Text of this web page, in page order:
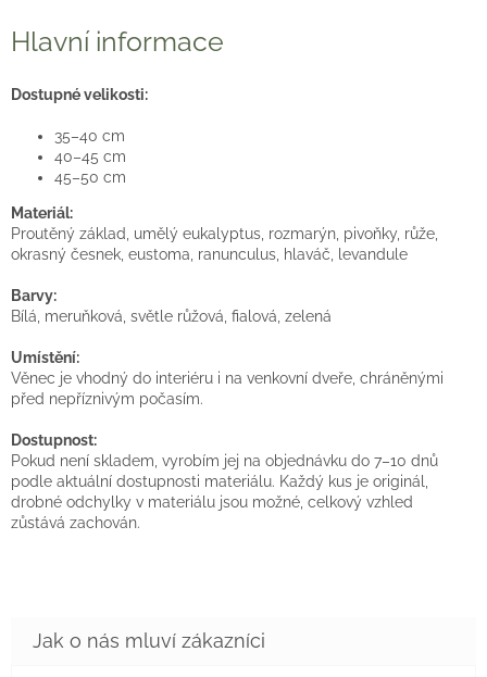
Hlavní informace
Dostupné velikosti:
35–40 cm
40–45 cm
45–50 cm
Materiál:
Proutěný základ, umělý eukalyptus, rozmarýn, pivoňky, růže,
okrasný česnek, eustoma, ranunculus, hlaváč, levandule
Barvy:
Bílá, meruňková, světle růžová, fialová, zelená
Umístění:
Věnec je vhodný do interiéru i na venkovní dveře, chráněnými
před nepříznivým počasím.
Dostupnost:
Pokud není skladem, vyrobím jej na objednávku do 7–10 dnů
podle aktuální dostupnosti materiálu. Každý kus je originál,
drobné odchylky v materiálu jsou možné, celkový vzhled
zůstává zachován.